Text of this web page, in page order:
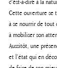
c’est-à-dire à la
Cette ouverture se
à se nourrir de tout
à mobiliser son
Aussitôt, une
et l’état qui en